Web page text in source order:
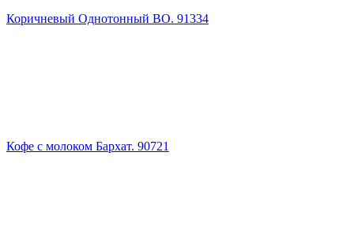
Коричневый Однотонный ВО. 91334
Кофе с молоком Бархат. 90721